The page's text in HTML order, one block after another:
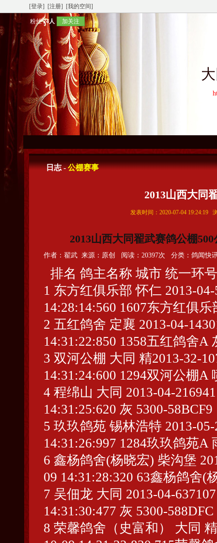
[登录] [注册] [我的空间]
粉丝24人 加关注
日志 -公棚赛事
2013山西大同
发表时间：2020-07-04 19:24:19
2013山西大同翟武赛鸽公棚
作者：翟武 来源：原创 阅读： 20397次 分类：鸽闻快
排名 鸽主名称 城市 统一环
1 东方红俱乐部 怀仁 2013-
14:28:14:560 1607东方红俱
2 五红鸽舍 定襄 2013-04-
14:31:22:850 1358五红鸽舍A
3 双河公棚 大同 精2013-32-
14:31:24:600 1294双河公棚A
4 程绵山 大同 2013-04-
14:31:25:620 灰 5300-58BCF9
5 玖玖鸽苑 锡林浩特 2013-
14:31:26:997 1284玖玖鸽苑A
6 鑫杨鸽舍(杨晓宏) 柴沟堡
09 14:31:28:320 63鑫杨鸽舍(
7 吴佃龙 大同 2013-04-
14:31:30:477 灰 5300-588DFC
8 荣馨鸽舍（史富和） 大同